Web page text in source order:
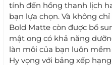
tính đến hồng thanh lịch
bạn lựa chọn. Và không
Bold Matte còn được bổ
mật ong có khả năng
làn môi của bạn luôn
Hy vọng với bảng xếp